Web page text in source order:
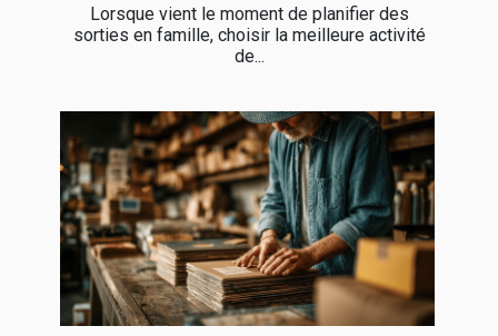
Lorsque vient le moment de planifier des
sorties en famille, choisir la meilleure activité
de...